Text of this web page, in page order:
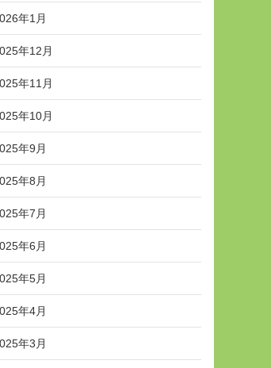
年1月
年12月
年11月
年10月
年9月
年8月
年7月
年6月
年5月
年4月
年3月